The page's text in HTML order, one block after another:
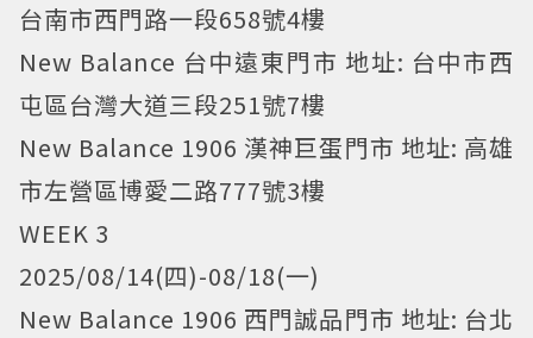
台南市西門路一段658號4樓
New Balance 台中遠東門市 地址: 台中市西
屯區台灣大道三段251號7樓
New Balance 1906 漢神巨蛋門市 地址: 高雄
市左營區博愛二路777號3樓
WEEK 3
2025/08/14(四)-08/18(一)
New Balance 1906 西門誠品門市 地址: 台北